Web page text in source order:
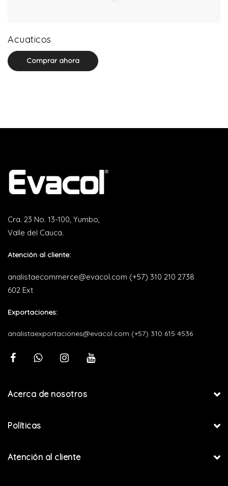
Acuaticos
Comprar ahora
Cra. 23 No. 13-100, Yumbo,
Valle del Cauca.
Atención al cliente:
analistaecommerce@evacol.com (+57) 310 210 2738
602 Ext
Exportaciones:
analistaexportaciones@evacol.com (+57) 310 615 4536
Acerca de nosotros
Políticas
Atención al cliente